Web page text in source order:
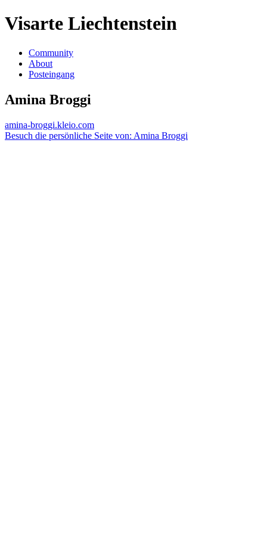
Visarte Liechtenstein
Community
About
Posteingang
Amina Broggi
amina-broggi.kleio.com
Besuch die persönliche Seite von: Amina Broggi